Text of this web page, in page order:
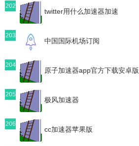
202
twitter用什么加速器加速
203
中国国际机场订阅
204
原子加速器app官方下载安卓版
205
极风加速器
206
cc加速器苹果版